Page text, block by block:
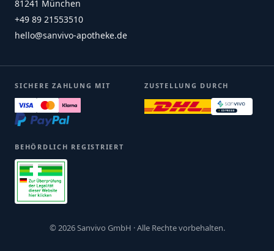
81241 München
+49 89 21553510
hello@sanvivo-apotheke.de
SICHERE ZAHLUNG MIT ZUSTELLUNG DURCH
BEHÖRDLICH REGISTRIERT
© 2026 Sanvivo GmbH · Alle Rechte vorbehalten.